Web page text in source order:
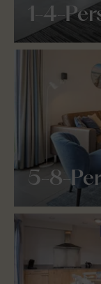
1-4-
5-8-